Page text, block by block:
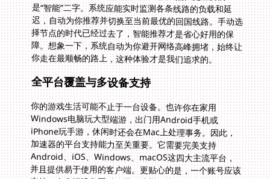
你走在最顺畅的路上，这种体验才是我们追求的。
全平台覆盖与多设备支持
你的游戏生活可能不止于一台设备。也许你在家用
Windows电脑玩大型端游，出门用Android手机或
iPhone玩手游，休闲时还会在Mac上处理事务。因此，
加速器的平台支持能力至关重要。它需要完美支持
Android、iOS、Windows、macOS这四大主流平台，
并且提供易于使用的客户端。更贴心的是，一个账号应该
支持一人多端设备同时使用。这样，你可以在手机加速
《异兽山海》的同时，让电脑上的另一款游戏也享受加速
服务，无需来回切换账号，真正实现无缝衔接的多平台游